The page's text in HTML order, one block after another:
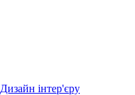
Дизайн інтер'єру